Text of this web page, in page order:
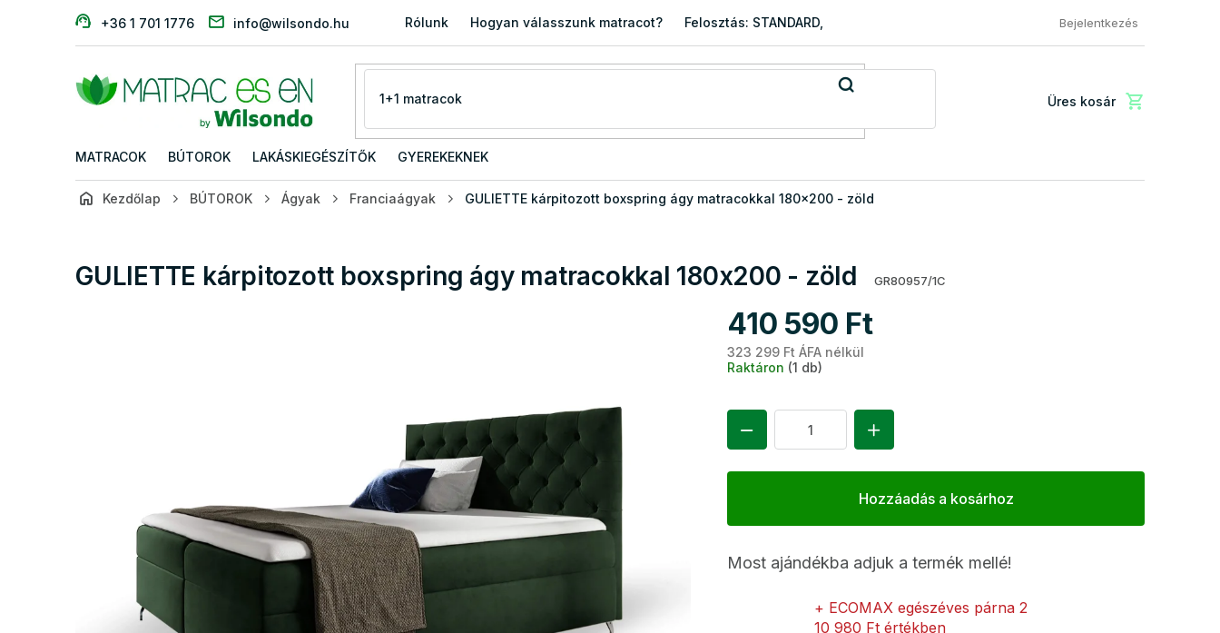
+36 1 701 1776 info@wilsondo.hu Rólunk Hogyan válasszunk matracot? Felosztás: STANDARD, PREMIUM a EXCLUSIVE Reklamácio és áru visszaküldése
Bejelentkezés
Kosár
Üres kosár
MATRACOK BÚTOROK LAKÁSKIEGÉSZÍTŐK GYEREKEKNEK
Kezdőlap BÚTOROK Ágyak Franciaágyak GULIETTE kárpitozott boxspring ágy matracokkal 180x200 - zöld
GULIETTE kárpitozott boxspring ágy matracokkal 180x200 - zöld GR80957/1C
410 590 Ft
323 299 Ft ÁFA nélkül
Raktáron (1 db)
Hozzáadás a kosárhoz
Most ajándékba adjuk a termék mellé!
+ ECOMAX egészéves párna 2
10 980 Ft értékben